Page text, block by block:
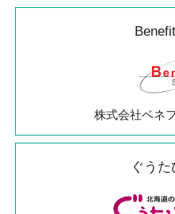
株式会社ベネ
ぐう